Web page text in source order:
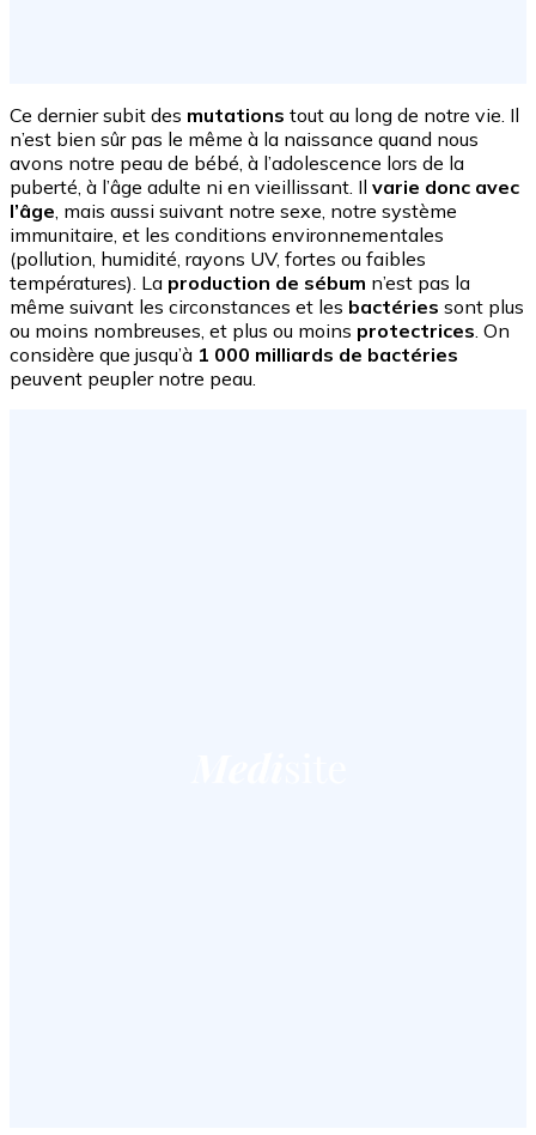
Ce dernier subit des mutations tout au long de notre vie. Il
n’est bien sûr pas le même à la naissance quand nous
avons notre peau de bébé, à l’adolescence lors de la
puberté, à l’âge adulte ni en vieillissant. Il varie donc avec
l’âge, mais aussi suivant notre sexe, notre système
immunitaire, et les conditions environnementales
(pollution, humidité, rayons UV, fortes ou faibles
températures). La production de sébum n’est pas la
même suivant les circonstances et les bactéries sont plus
ou moins nombreuses, et plus ou moins protectrices. On
considère que jusqu’à 1 000 milliards de bactéries
peuvent peupler notre peau.